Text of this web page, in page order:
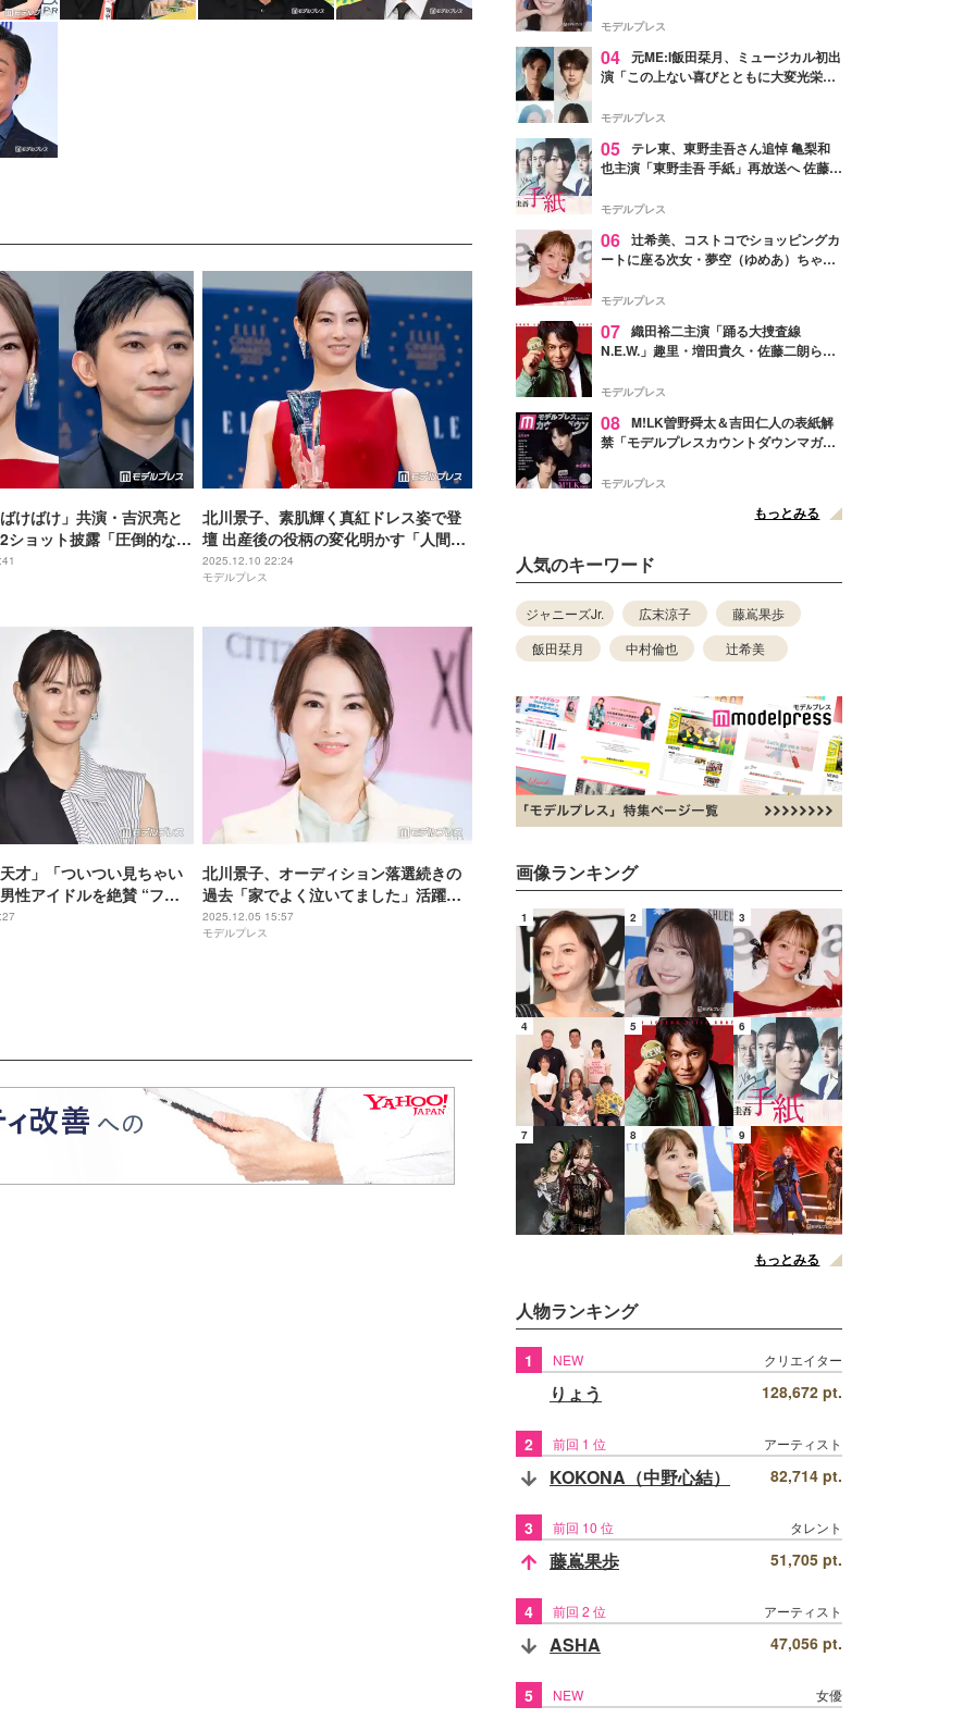
けばけ」共演・吉沢亮と
ショット披露「圧倒的な美
ュ強すぎる」反響相次ぐ
北川景子、素肌輝く真紅ドレス姿で登
壇 出産後の役柄の変化明かす「人間と
しても母としても役者としても成長し
ている段階」【ELLE CINEMA
2025.12.10 22:24
モデルプレス
才」「ついつい見ちゃい
性アイドルを絶賛 “ファ
は驚き「これはちょっと
北川景子、オーディション落選続きの
過去「家でよく泣いてました」活躍す
る同世代への本音
2025.12.05 15:57
モデルプレス
モデルプレス
04 元ME:I飯田栞月、ミュージカル初出
演「この上ない喜びとともに大変光栄」
ャスト発表
モデルプレス
05 テレ東、東野圭吾さん追悼 亀梨和
也主演「東野圭吾 手紙」再放送へ 佐藤隆
モデルプレス
06 辻希美、コストコでショッピングカ
ートに座る次女・夢空（ゆめあ）ちゃん
ぎ」「成長を感じる」の声
モデルプレス
07 織田裕二主演「踊る大捜査線
N.E.W.」趣里・増田貴久・佐藤二朗ら新
徴する“謎のキーワード”も
モデルプレス
08 M!LK曽野舜太＆吉田仁人の表紙解
禁「モデルプレスカウントダウンマガジ
モデルプレス
もっとみる
人気のキーワード
ジャニーズJr. 広末涼子
藤嶌果歩
飯田栞月
中村倫也 辻希美
画像ランキング
1 2 3
4 5 6
7 8 9
もっとみる
人物ランキング
1 NEW クリエイター
りょう 128,672 pt.
2 前回 1 位 アーティスト
KOKONA（中野心結） 82,714 pt.
3 前回 10 位 タレント
藤嶌果歩 51,705 pt.
4 前回 2 位 アーティスト
ASHA 47,056 pt.
5 NEW 女優